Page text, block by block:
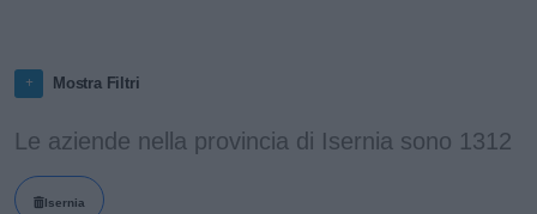
Mostra Filtri
Le aziende nella provincia di Isernia sono 1312
Isernia